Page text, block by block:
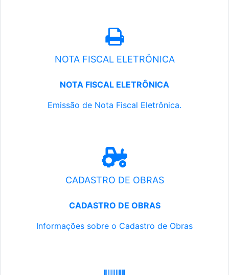
NOTA FISCAL ELETRÔNICA
NOTA FISCAL ELETRÔNICA
Emissão de Nota Fiscal Eletrônica.
CADASTRO DE OBRAS
CADASTRO DE OBRAS
Informações sobre o Cadastro de Obras